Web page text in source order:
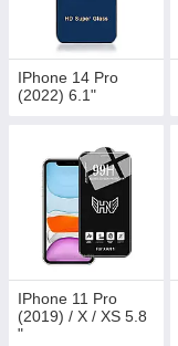
IPhone 14 Pro
(2022) 6.1"
IPhone 11 Pro
(2019) / X / XS 5.8
"